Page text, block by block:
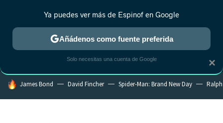
MENÚ NUEVO
ESTRENOS REALITY ANIME RANKINGS CINE
HOY SE HABLA DE
James Bond David Fincher Spider-Man: Brand New Day
×
Ya puedes ver más de Espinof en Google
Añádenos como fuente preferida
Solo necesitas una cuenta de Google